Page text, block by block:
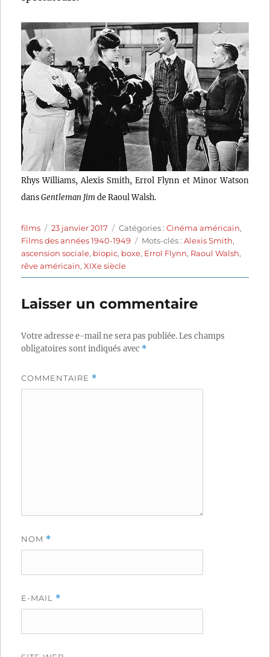
Rhys Williams, Alexis Smith, Errol Flynn et Minor Watson
dansGentleman Jim de Raoul Walsh.
Auteur
films
Publié
le
23 janvier 2017 Catégories
Catégories :Cinéma américain,
Films des années 1940-1949
Étiquettes
Mots-clés :Alexis Smith,
ascension sociale, biopic, boxe, Errol Flynn, Raoul Walsh,
rêve américain,XIXe siècle
Laisser un commentaire
Votre adresse e-mail ne sera pas publiée.Les champs
obligatoires sont indiqués avec *
COMMENTAIRE *
NOM *
E-MAIL *